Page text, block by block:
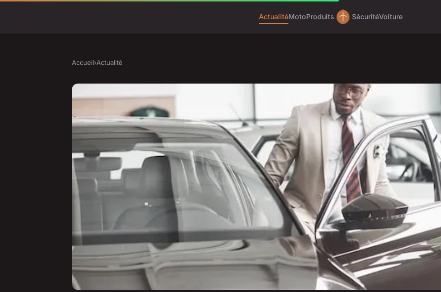
ActualitéMotoProduits SécuritéVoiture
Accueil›Actualité